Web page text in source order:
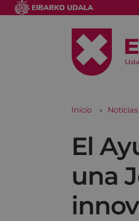
Inicio Noticias
El
una